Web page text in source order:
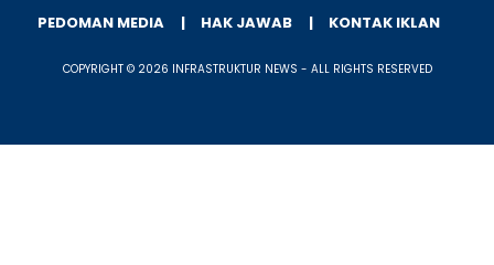
PEDOMAN MEDIA
HAK JAWAB KONTAK IKLAN
COPYRIGHT © 2026 INFRASTRUKTUR NEWS - ALL RIGHTS RESERVED